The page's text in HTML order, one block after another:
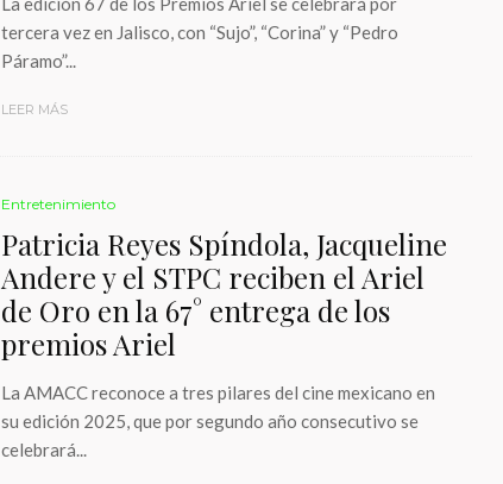
tercera vez en Jalisco, con “Sujo”, “Corina” y “Pedro
Páramo”...
LEER MÁS
Entretenimiento
Patricia Reyes Spíndola, Jacqueline
Andere y el STPC reciben el Ariel
de Oro en la 67° entrega de los
premios Ariel
La AMACC reconoce a tres pilares del cine mexicano en
su edición 2025, que por segundo año consecutivo se
celebrará...